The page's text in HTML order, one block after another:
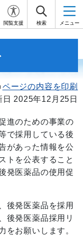
閲覧支援 検索 メニュー
ページの内容を印刷
日 2025年12月25日
進のための事業の
で採用している後
があった情報を公
トを公表すること
発医薬品の使用促
後発医薬品を採用
後発医薬品採用リ
をお願いします。